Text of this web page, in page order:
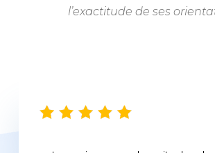
l’exactitude de ses